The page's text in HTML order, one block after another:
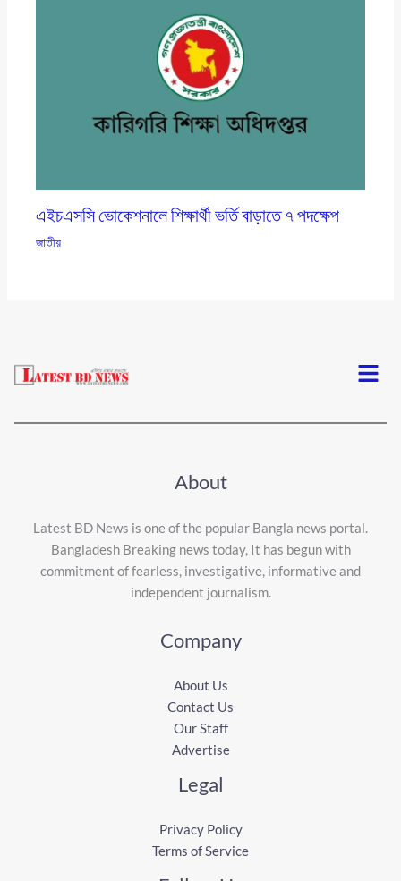
এইচএসসি ভোকেশনালে শিক্ষার্থী ভর্তি বাড়াতে ৭ পদক্ষেপ
জাতীয়
Menu
About
Latest BD News is one of the popular Bangla news portal.
Bangladesh Breaking news today, It has begun with
commitment of fearless, investigative, informative and
independent journalism.
Company
About Us
Contact Us
Our Staff
Advertise
Legal
Privacy Policy
Terms of Service